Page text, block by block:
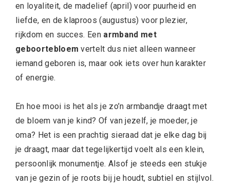
en loyaliteit, de madelief (april) voor puurheid en
liefde, en de klaproos (augustus) voor plezier,
rijkdom en succes. Een armband met
geboortebloem vertelt dus niet alleen wanneer
iemand geboren is, maar ook iets over hun karakter
of energie.
En hoe mooi is het als je zo’n armbandje draagt met
de bloem van je kind? Of van jezelf, je moeder, je
oma? Het is een prachtig sieraad dat je elke dag bij
je draagt, maar dat tegelijkertijd voelt als een klein,
persoonlijk monumentje. Alsof je steeds een stukje
van je gezin of je roots bij je houdt, subtiel en stijlvol.